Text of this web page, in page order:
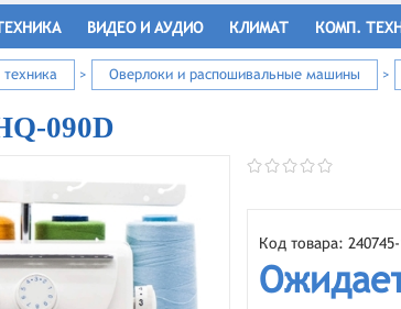
ВИДЕО И АУДИО КЛИМАТ КОМП.
> Оверлоки и распошивальные машины >
090D
Код товара: 240745-